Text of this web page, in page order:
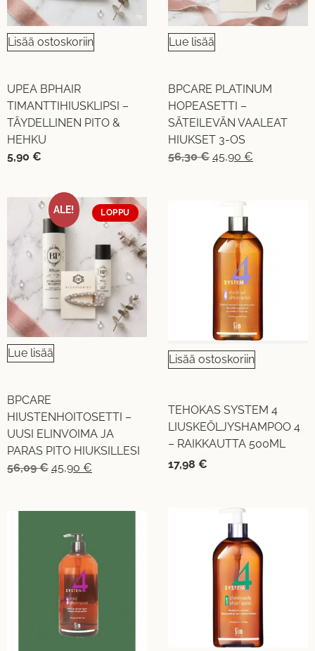
Lisää ostoskoriin
UPEA BPHAIR
TIMANTTIHIUSKLIPSI –
TÄYDELLINEN PITO &
HEHKU
5,90 €
Lue lisää
BPCARE PLATINUM
HOPEASETTI –
SÄTEILEVÄN VAALEAT
HIUKSET 3-OS
56,30€ 45,90 €
ALE! LOPPU
Lue lisää
BPCARE
HIUSTENHOITOSETTI –
UUSI ELINVOIMA JA
PARAS PITO HIUKSILLESI
56,09€ 45,90 €
Lisää ostoskoriin
TEHOKAS SYSTEM 4
LIUSKEÖLJYSHAMPOO 4
– RAIKKAUTTA 500ML
17,98 €